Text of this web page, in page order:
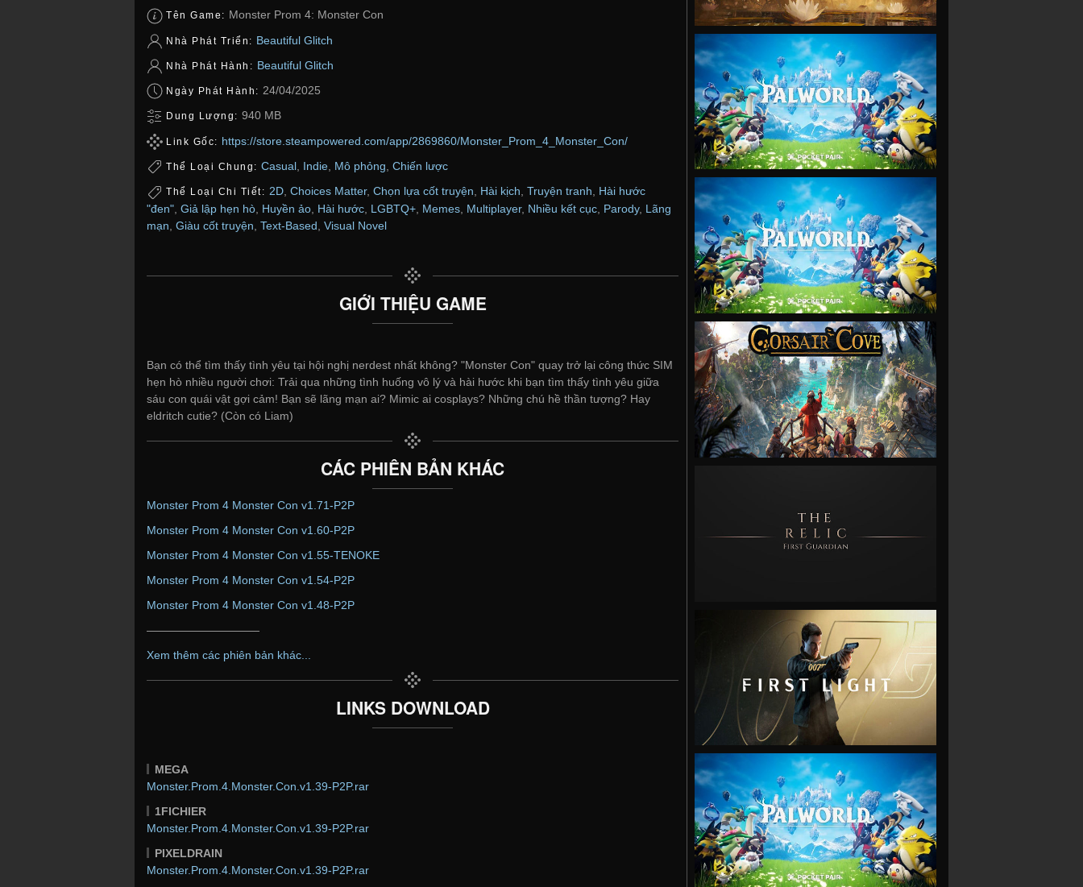
Tên Game: Monster Prom 4: Monster Con
Nhà Phát Triển: Beautiful Glitch
Nhà Phát Hành: Beautiful Glitch
Ngày Phát Hành: 24/04/2025
Dung Lượng: 940 MB
Link Gốc: https://store.steampowered.com/app/2869860/Monster_Prom_4_Monster_Con/
Thể Loại Chung: Casual Indie Mô phỏng Chiến lược
Thể Loại Chi Tiết: 2D, Choices Matter, Chọn lựa cốt truyện, Hài kịch, Truyện tranh, Hài hước
"đen" Giả lập hẹn hò Huyền ảo Hài hước LGBTQ+ Memes Multiplayer, Nhiều kết cục Parody, Lãng
mạn Giàu cốt truyện Text-Based Visual Novel
GIỚI THIỆU GAME
Bạn có thể tìm thấy tình yêu tại hội nghị nerdest nhất không? "Monster Con" quay trở lại công thức SIM
hẹn hò nhiều người chơi: Trải qua những tình huống vô lý và hài hước khi bạn tìm thấy tình yêu giữa
sáu con quái vật gợi cảm! Bạn sẽ lãng mạn ai? Mimic ai cosplays? Những chú hề thần tượng? Hay
eldritch cutie? (Còn có Liam)
CÁC PHIÊN BẢN KHÁC
Monster Prom 4 Monster Con v1.71-P2P
Monster Prom 4 Monster Con v1.60-P2P
Monster Prom 4 Monster Con v1.55-TENOKE
Monster Prom 4 Monster Con v1.54-P2P
Monster Prom 4 Monster Con v1.48-P2P
——————————
Xem thêm các phiên bản khác...
LINKS DOWNLOAD
MEGA
Monster.Prom.4.Monster.Con.v1.39-P2P.rar
1FICHIER
Monster.Prom.4.Monster.Con.v1.39-P2P.rar
PIXELDRAIN
Monster.Prom.4.Monster.Con.v1.39-P2P.rar
VIEW
VIEW
VIEW
VIEW
VIEW
VIEW